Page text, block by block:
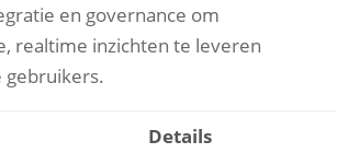
en governance om
realtime inzichten te leveren
gebruikers.
Details